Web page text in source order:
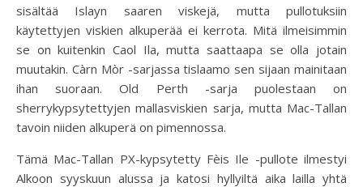
sisältää Islayn saaren viskejä, mutta pullotuksiin
käytettyjen viskien alkuperää ei kerrota. Mitä ilmeisimmin
se on kuitenkin Caol Ila, mutta saattaapa se olla jotain
muutakin. Càrn Mòr -sarjassa tislaamo sen sijaan mainitaan
ihan suoraan. Old Perth -sarja puolestaan on
sherrykypsytettyjen mallasviskien sarja, mutta Mac-Tallan
tavoin niiden alkuperä on pimennossa.
Tämä Mac-Tallan PX-kypsytetty Fèis Ile -pullote ilmestyi
Alkoon syyskuun alussa ja katosi hyllyiltä aika lailla yhtä